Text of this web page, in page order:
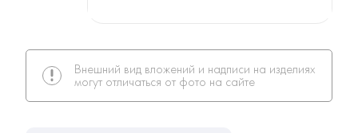
Внешний вид вложений и надписи на изделиях
могут отличаться от фото на сайте